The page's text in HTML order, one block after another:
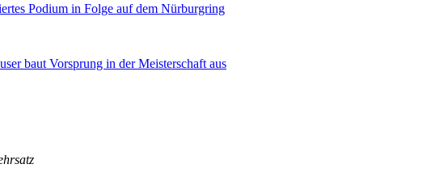
Podium in Folge auf dem Nürburgring
baut Vorsprung in der Meisterschaft aus